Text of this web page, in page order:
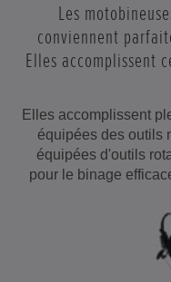
Les
conviennent
Elles accomplissent
Elles accomplissent
équipées des outils
équipées d'outils
pour le binage